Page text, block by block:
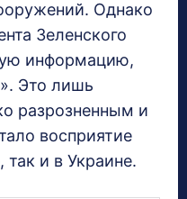
Однако
Зеленского
информацию,
Это лишь
разрозненным и
восприятие
так и в Украине.